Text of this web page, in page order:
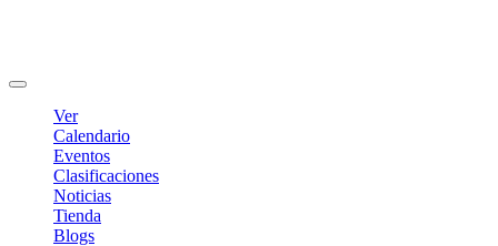
Ver
Calendario
Eventos
Clasificaciones
Noticias
Tienda
Blogs